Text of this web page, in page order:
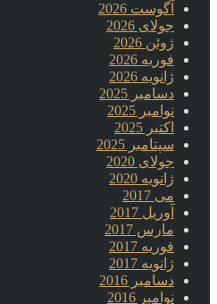
آگوست 2026
جولای 2026
ژوئن 2026
فوریه 2026
ژانویه 2026
دسامبر 2025
نوامبر 2025
اکتبر 2025
سپتامبر 2025
جولای 2020
ژانویه 2020
می 2017
آوریل 2017
مارس 2017
فوریه 2017
ژانویه 2017
دسامبر 2016
نوامبر 2016